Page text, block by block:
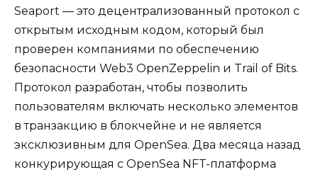
Seaport — это децентрализованный протокол с
открытым исходным кодом, который был
проверен компаниями по обеспечению
безопасности Web3 OpenZeppelin и Trail of Bits.
Протокол разработан, чтобы позволить
пользователям включать несколько элементов
в транзакцию в блокчейне и не является
эксклюзивным для OpenSea. Два месяца назад
конкурирующая с OpenSea NFT-платформа